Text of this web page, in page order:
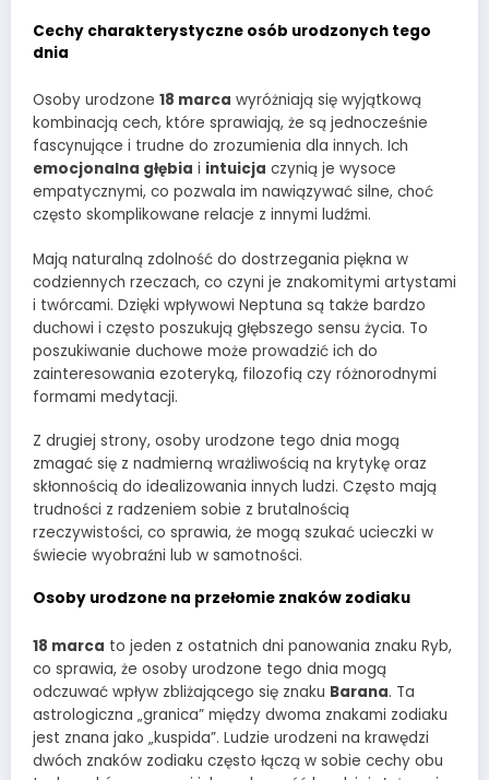
Cechy charakterystyczne osób urodzonych tego
dnia
Osoby urodzone 18 marca wyróżniają się wyjątkową
kombinacją cech, które sprawiają, że są jednocześnie
fascynujące i trudne do zrozumienia dla innych. Ich
emocjonalna głębia i intuicja czynią je wysoce
empatycznymi, co pozwala im nawiązywać silne, choć
często skomplikowane relacje z innymi ludźmi.
Mają naturalną zdolność do dostrzegania piękna w
codziennych rzeczach, co czyni je znakomitymi artystami
i twórcami. Dzięki wpływowi Neptuna są także bardzo
duchowi i często poszukują głębszego sensu życia. To
poszukiwanie duchowe może prowadzić ich do
zainteresowania ezoteryką, filozofią czy różnorodnymi
formami medytacji.
Z drugiej strony, osoby urodzone tego dnia mogą
zmagać się z nadmierną wrażliwością na krytykę oraz
skłonnością do idealizowania innych ludzi. Często mają
trudności z radzeniem sobie z brutalnością
rzeczywistości, co sprawia, że mogą szukać ucieczki w
świecie wyobraźni lub w samotności.
Osoby urodzone na przełomie znaków zodiaku
18 marca to jeden z ostatnich dni panowania znaku Ryb,
co sprawia, że osoby urodzone tego dnia mogą
odczuwać wpływ zbliżającego się znaku Barana. Ta
astrologiczna „granica” między dwoma znakami zodiaku
jest znana jako „kuspida”. Ludzie urodzeni na krawędzi
dwóch znaków zodiaku często łączą w sobie cechy obu